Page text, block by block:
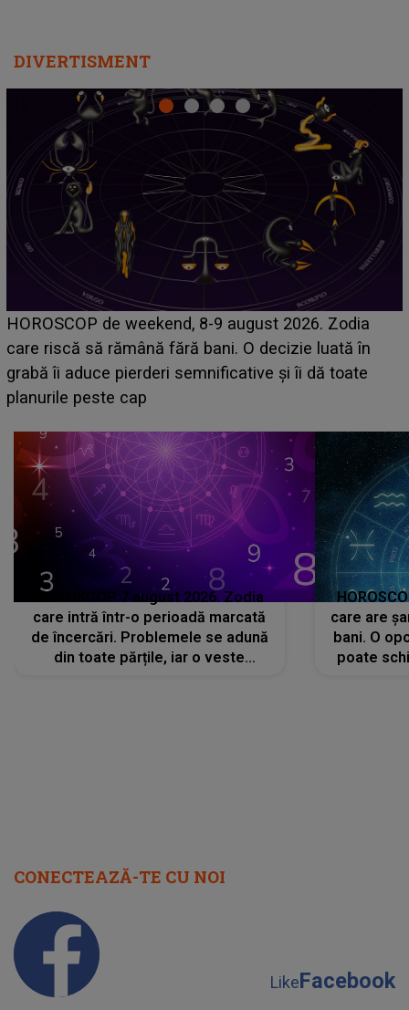
DIVERTISMENT
Emanuel a ținut ACEST DETALIU ASCUNS până
acum! În fața Alexandrei, concurentul din Casa Iubirii
face o MĂRTURISIRE NEAȘTEPTATĂ despre mama
sa: "I-am spus și ei în față, eu nu te iubesc pentru
HOROSCOP 7 august 2026. Zodia
care intră într-o perioadă marcată
de încercări. Problemele se adună
din toate părțile, iar o veste
care are
bani. O
poate
CONECTEAZĂ-TE CU NOI
LikeFacebook